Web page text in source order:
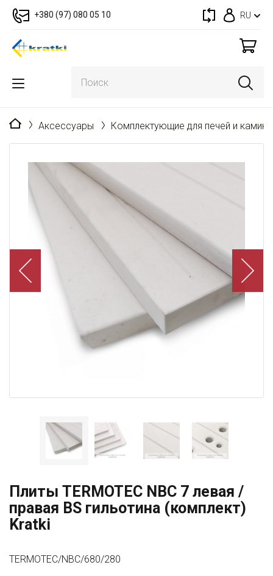
+380 (97) 080 05 10 RU
Главная
Аксессуары Комплектующие для печей и
Плиты TERMOTEC NBC 7 левая /
правая BS гильотина (комплект)
Kratki
TERMOTEC/NBC/680/280